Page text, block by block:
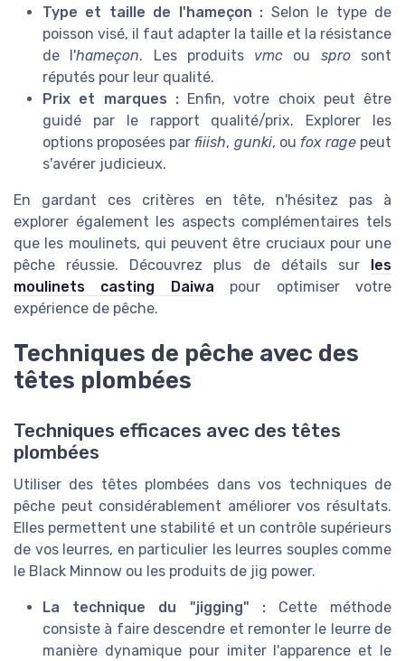
Type et taille de l'hameçon : Selon le type de
poisson visé, il faut adapter la taille et la résistance
de l'hameçon. Les produits vmc ou sprosont
réputés pour leur qualité.
Prix et marques :Enfin, votre choix peut être
guidé par le rapport qualité/prix. Explorer les
options proposées par fiiish, gunki, ou fox ragepeut
s'avérer judicieux.
En gardant ces critères en tête, n'hésitez pas à
explorer également les aspects complémentaires tels
que les moulinets, qui peuvent être cruciaux pour une
pêche réussie. Découvrez plus de détails sur les
moulinets casting Daiwa pour optimiser votre
expérience de pêche.
Techniques de pêche avec des
têtes plombées
Techniques efficaces avec des têtes
plombées
Utiliser des têtes plombées dans vos techniques de
pêche peut considérablement améliorer vos résultats.
Elles permettent une stabilité et un contrôle supérieurs
de vos leurres, en particulier les leurres souples comme
le Black Minnow ou les produits de jig power.
La technique du "jigging" :Cette méthode
consiste à faire descendre et remonter le leurre de
manière dynamique pour imiter l'apparence et le